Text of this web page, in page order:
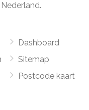
Dashboard
Sitemap
Postcode kaart